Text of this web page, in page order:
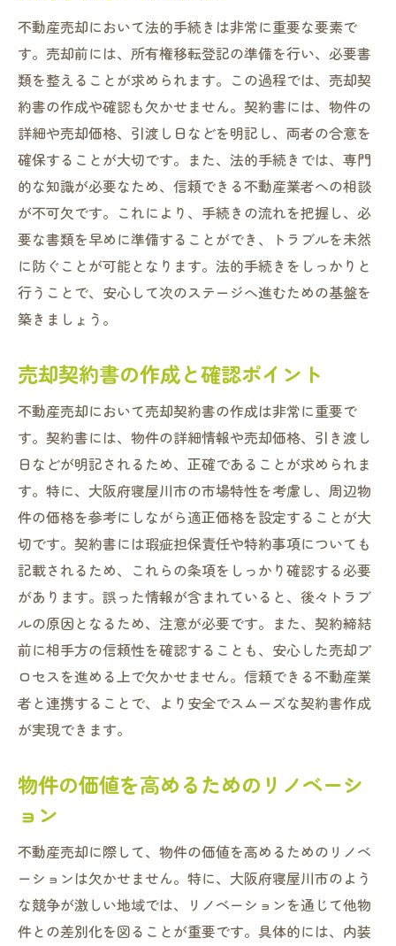
不動産売却において法的手続きは非常に重要な要素で
す。売却前には、所有権移転登記の準備を行い、必要書
類を整えることが求められます。この過程では、売却契
約書の作成や確認も欠かせません。契約書には、物件の
詳細や売却価格、引渡し日などを明記し、両者の合意を
確保することが大切です。また、法的手続きでは、専門
的な知識が必要なため、信頼できる不動産業者への相談
が不可欠です。これにより、手続きの流れを把握し、必
要な書類を早めに準備することができ、トラブルを未然
に防ぐことが可能となります。法的手続きをしっかりと
行うことで、安心して次のステージへ進むための基盤を
築きましょう。
売却契約書の作成と確認ポイント
不動産売却において売却契約書の作成は非常に重要で
す。契約書には、物件の詳細情報や売却価格、引き渡し
日などが明記されるため、正確であることが求められま
す。特に、大阪府寝屋川市の市場特性を考慮し、周辺物
件の価格を参考にしながら適正価格を設定することが大
切です。契約書には瑕疵担保責任や特約事項についても
記載されるため、これらの条項をしっかり確認する必要
があります。誤った情報が含まれていると、後々トラブ
ルの原因となるため、注意が必要です。また、契約締結
前に相手方の信頼性を確認することも、安心した売却プ
ロセスを進める上で欠かせません。信頼できる不動産業
者と連携することで、より安全でスムーズな契約書作成
が実現できます。
物件の価値を高めるためのリノベーシ
ョン
不動産売却に際して、物件の価値を高めるためのリノベ
ーションは欠かせません。特に、大阪府寝屋川市のよう
な競争が激しい地域では、リノベーションを通じて他物
件との差別化を図ることが重要です。具体的には、内装